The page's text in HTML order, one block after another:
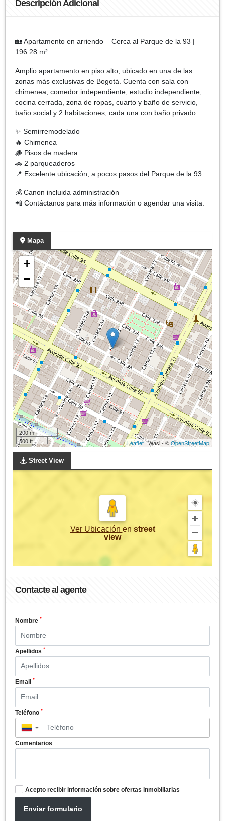
Descripción Adicional
🏡 Apartamento en arriendo – Cerca al Parque de la 93 |
196.28 m²
Amplio apartamento en piso alto, ubicado en una de las
zonas más exclusivas de Bogotá. Cuenta con sala con
chimenea, comedor independiente, estudio independiente,
cocina cerrada, zona de ropas, cuarto y baño de servicio,
baño social y 2 habitaciones, cada una con baño privado.
✨ Semirremodelado
🔥 Chimenea
🪵 Pisos de madera
🚗 2 parqueaderos
📍 Excelente ubicación, a pocos pasos del Parque de la 93
💰 Canon incluida administración
📲 Contáctanos para más información o agendar una visita.
Mapa
+
−
200 m
500 ft
Leaflet| Wasi - ©OpenStreetMap
Street View
Ver Ubicación en street
view
Contacte al agente
Nombre *
Apellidos *
Email *
Teléfono *
▼
Comentarios
Acepto recibir información sobre ofertas inmobiliarias
Enviar formulario